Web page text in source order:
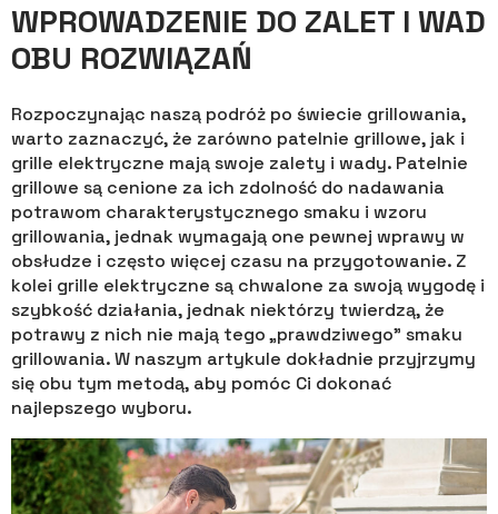
WPROWADZENIE DO ZALET I WAD
OBU ROZWIĄZAŃ
Rozpoczynając naszą podróż po świecie grillowania,
warto zaznaczyć, że zarówno patelnie grillowe, jak i
grille elektryczne mają swoje zalety i wady. Patelnie
grillowe są cenione za ich zdolność do nadawania
potrawom charakterystycznego smaku i wzoru
grillowania, jednak wymagają one pewnej wprawy w
obsłudze i często więcej czasu na przygotowanie. Z
kolei grille elektryczne są chwalone za swoją wygodę i
szybkość działania, jednak niektórzy twierdzą, że
potrawy z nich nie mają tego „prawdziwego” smaku
grillowania. W naszym artykule dokładnie przyjrzymy
się obu tym metodą, aby pomóc Ci dokonać
najlepszego wyboru.